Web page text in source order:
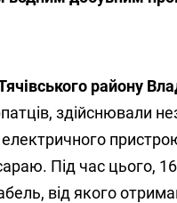
району
здійснювали
Під час цього,
від якого